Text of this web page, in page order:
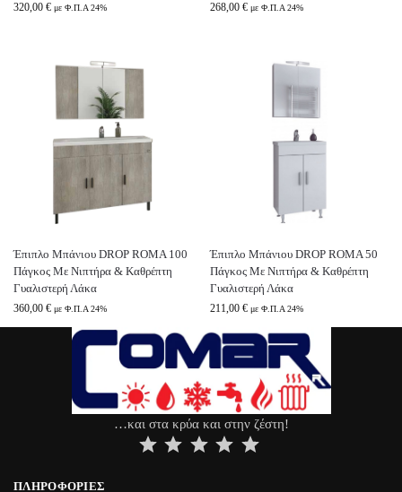
320,00 € με Φ.Π.Α 24% 268,00 € με Φ.Π.Α 24%
Έπιπλο Μπάνιου DROP ROMA 100
Πάγκος Με Νιπτήρα & Καθρέπτη
Γυαλιστερή Λάκα
360,00 € με Φ.Π.Α 24%
Έπιπλο Μπάνιου DROP ROMA 50
Πάγκος Με Νιπτήρα & Καθρέπτη
Γυαλιστερή Λάκα
211,00 € με Φ.Π.Α 24%
…και στα κρύα και στην ζέστη!
ΠΛΗΡΟΦΟΡΊΕΣ